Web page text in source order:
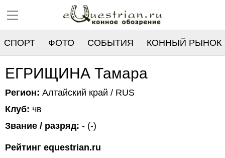
СПОРТ ФОТО СОБЫТИЯ КОННЫЙ РЫНОК
РЕЕСТР
ЕГРИЩИНА Тамара
Регион: Алтайский край / RUS
Клуб: чв
Звание / разряд: - (-)
Рейтинг equestrian.ru